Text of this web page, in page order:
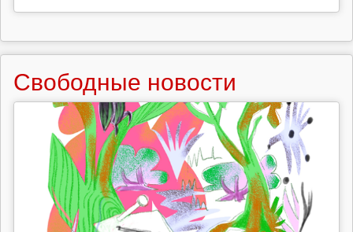
Свободные новости